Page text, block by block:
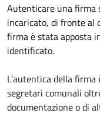
Autenticare una firma
incaricato, di fronte al
firma è stata apposta
identificato.
L’autentica della
segretari comunali
documentazione o di